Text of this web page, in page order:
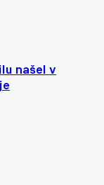
našel v